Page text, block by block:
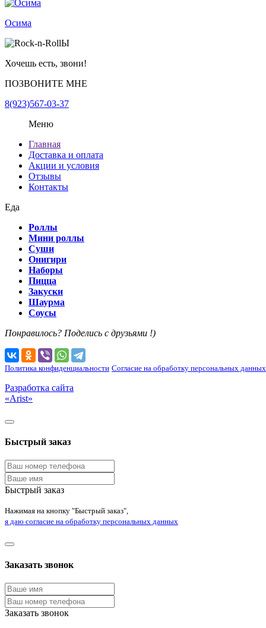
Осима
Хочешь есть, звони!
ПОЗВОНИТЕ МНЕ
8(923)567-03-37
Меню
Главная
Доставка и оплата
Акции и условия
Отзывы
Контакты
Еда
Роллы
Мини роллы
Суши
Онигири
Наборы
Пицца
Закуски
Шаурма
Соусы
Понравилось? Поделись с друзьями !)
Политика конфиденциальности Согласие на обработку персональных данных
Разработка сайта
«Arist»
Быстрый заказ
Быстрый заказ
Нажимая на кнопку "Быстрый заказ",
я даю согласие на обработку персональных данных
Заказать звонок
Заказать звонок